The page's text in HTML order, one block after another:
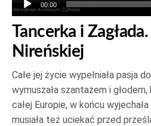
00:00
Tancerka i
Nireńskiej
Całe jej życie wypełniała pasja
wymuszała szantażem i
całej Europie, w końcu
musiała też uciekać przed